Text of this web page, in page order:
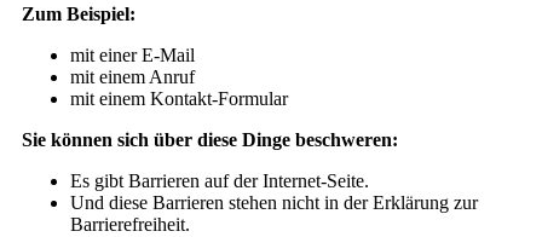
Zum Beispiel:
mit einer E-Mail
mit einem Anruf
mit einem Kontakt-Formular
Sie können sich über diese Dinge beschweren:
Es gibt Barrieren auf der Internet-Seite.
Und diese Barrieren stehen nicht in der Erklärung zur
Barrierefreiheit.